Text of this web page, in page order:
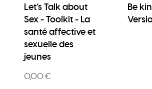
Let’s Talk about
Sex - Toolkit - La
santé affective et
sexuelle des
jeunes
0,00 €
Be